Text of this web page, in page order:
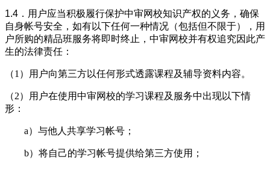
1.4． 用户应当积极履行保护中审网校知识产权的义务，确保
自身帐号安全，如有以下任何一种情况（包括但不限于），用
户所购的精品班服务将即时终止，中审网校并有权追究因此产
生的法律责任：
（1）用户向第三方以任何形式透露课程及辅导资料内容。
（2）用户在使用中审网校的学习课程及服务中出现以下情
形：
a）与他人共享学习帐号；
b）将自己的学习帐号提供给第三方使用；